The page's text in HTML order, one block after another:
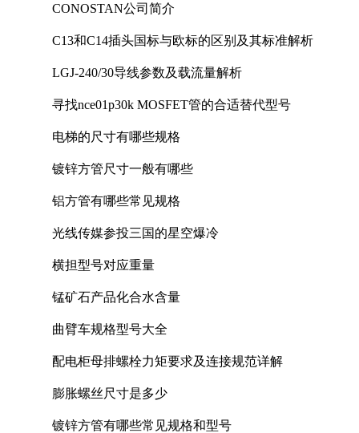
CONOSTAN公司简介
C13和C14插头国标与欧标的区别及其标准解析
LGJ-240/30导线参数及载流量解析
寻找nce01p30k MOSFET管的合适替代型号
电梯的尺寸有哪些规格
镀锌方管尺寸一般有哪些
铝方管有哪些常见规格
光线传媒参投三国的星空爆冷
横担型号对应重量
锰矿石产品化合水含量
曲臂车规格型号大全
配电柜母排螺栓力矩要求及连接规范详解
膨胀螺丝尺寸是多少
镀锌方管有哪些常见规格和型号